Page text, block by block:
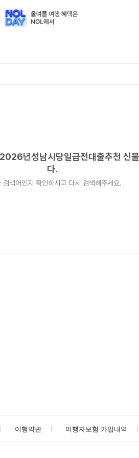
유심내구제 2026년성남시당일
년성남시당일급전대출추천 신
다.
검색어인지 확인하시고 다시 검색해주세요.
여행약관 여행자보험 가입내역